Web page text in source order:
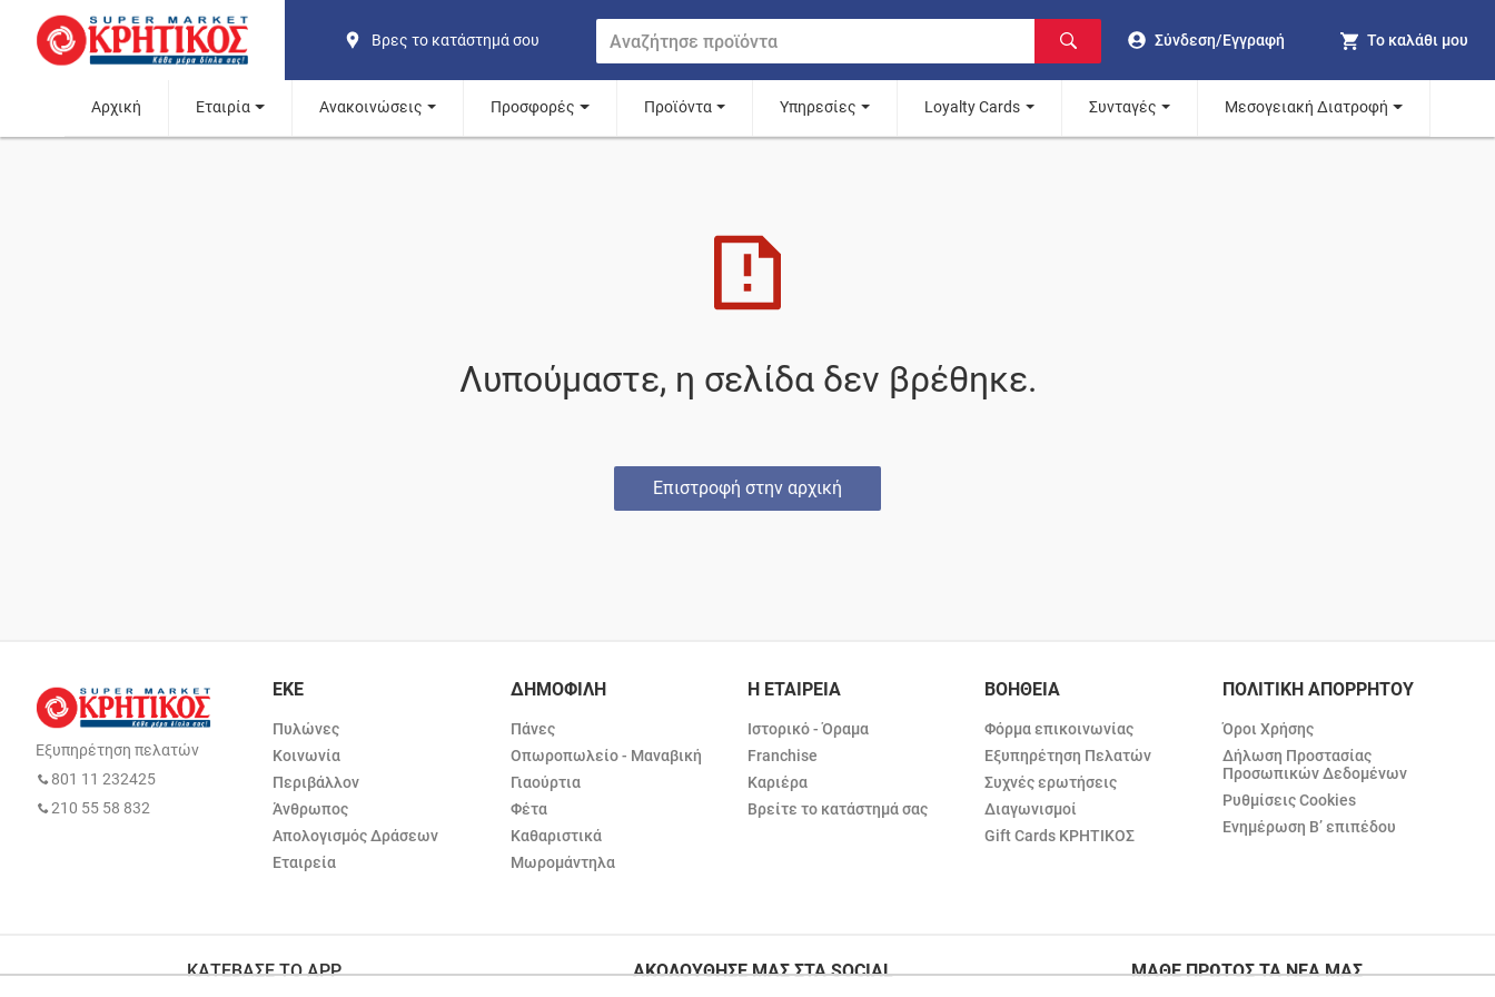
Βρες το κατάστημά σου Σύνδεση/Εγγραφή Το καλάθι μου
Αρχική Εταιρία Ανακοινώσεις Προσφορές Προϊόντα Υπηρεσίες Loyalty Cards Συνταγές Μεσογειακή Διατροφή
Λυπούμαστε, η σελίδα δεν βρέθηκε.
Επιστροφή στην αρχική
Εξυπηρέτηση πελατών
801 11 232425
210 55 58 832
ΕΚΕ
Πυλώνες
Κοινωνία
Περιβάλλον
Άνθρωπος
Απολογισμός Δράσεων
Εταιρεία
ΔΗΜΟΦΙΛΗ
Πάνες
Οπωροπωλείο - Μαναβική
Γιαούρτια
Φέτα
Καθαριστικά
Μωρομάντηλα
Η ΕΤΑΙΡΕΙΑ
Ιστορικό - Όραμα
Franchise
Καριέρα
Βρείτε το κατάστημά σας
ΒΟΗΘΕΙΑ
Φόρμα επικοινωνίας
Εξυπηρέτηση Πελατών
Συχνές ερωτήσεις
Διαγωνισμοί
Gift Cards ΚΡΗΤΙΚΟΣ
ΠΟΛΙΤΙΚΗ ΑΠΟΡΡΗΤΟΥ
Όροι Χρήσης
Δήλωση Προστασίας
Προσωπικών Δεδομένων
Ρυθμίσεις Cookies
Ενημέρωση Β’ επιπέδου
ΚΑΤΕΒΑΣΕ ΤΟ APP ΑΚΟΛΟΥΘΗΣΕ ΜΑΣ ΣΤΑ SOCIAL ΜΑΘΕ ΠΡΩΤΟΣ ΤΑ ΝΕΑ ΜΑΣ